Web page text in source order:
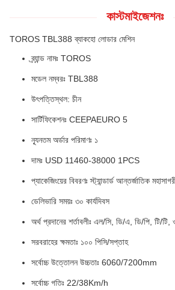
কাস্টমাইজেশনঃ
TOROS TBL388 ব্যাকহো লোডার মেশিন
ব্র্যান্ড নামঃ TOROS
মডেল নম্বরঃ TBL388
উৎপত্তিস্থল: চীন
সার্টিফিকেশনঃ CEEPAEURO 5
ন্যূনতম অর্ডার পরিমাণঃ ১
দামঃ USD 11460-38000 1PCS
প্যাকেজিংয়ের বিবরণঃ স্ট্যান্ডার্ড আন্তর্জাতিক
ডেলিভারি সময়ঃ ৩০ কার্যদিবস
অর্থ প্রদানের শর্তাবলীঃ এল/সি, ডি/এ, ডি/পি, টি/টি,
সরবরাহের ক্ষমতাঃ ১০০ পিসি/সপ্তাহ
সর্বোচ্চ উত্তোলন উচ্চতাঃ 6060/7200mm
সর্বোচ্চ গতিঃ 22/38Km/h